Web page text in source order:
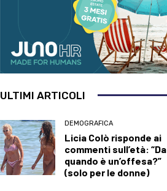
ULTIMI ARTICOLI
DEMOGRAFICA
Licia Colò risponde ai
commenti sull’età: “Da
quando è un’offesa?”
(solo per le donne)